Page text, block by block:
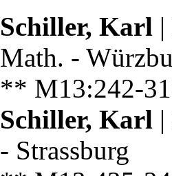
Schiller, Karl
Math. -
** M13:242-
Schiller, Karl
- Strassburg